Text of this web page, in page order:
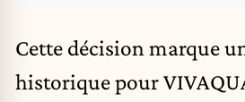
Cette décision marque
historique pour